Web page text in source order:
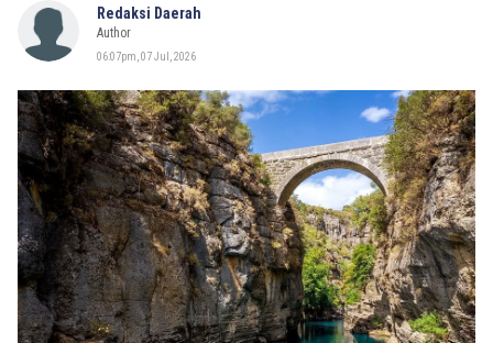
Redaksi Daerah
Author
06:07pm, 07 Jul, 2026